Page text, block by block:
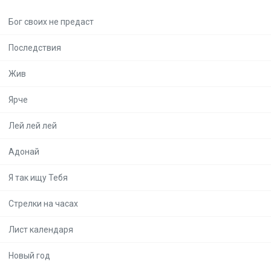
Бог своих не предаст
Последствия
Жив
Ярче
Лей лей лей
Адонай
Я так ищу Тебя
Стрелки на часах
Лист календаря
Новый год